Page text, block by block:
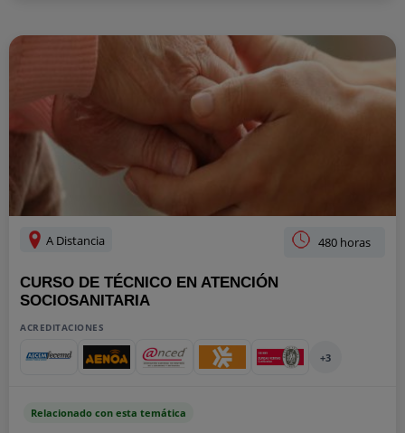
A Distancia 480 horas
CURSO DE TÉCNICO EN ATENCIÓN
SOCIOSANITARIA
ACREDITACIONES
+3
Relacionado con esta temática